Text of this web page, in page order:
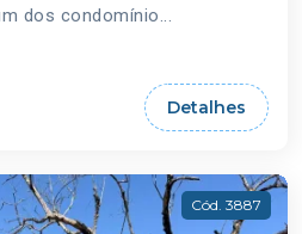
dos condomínio...
Detalhes
Cód. 3887